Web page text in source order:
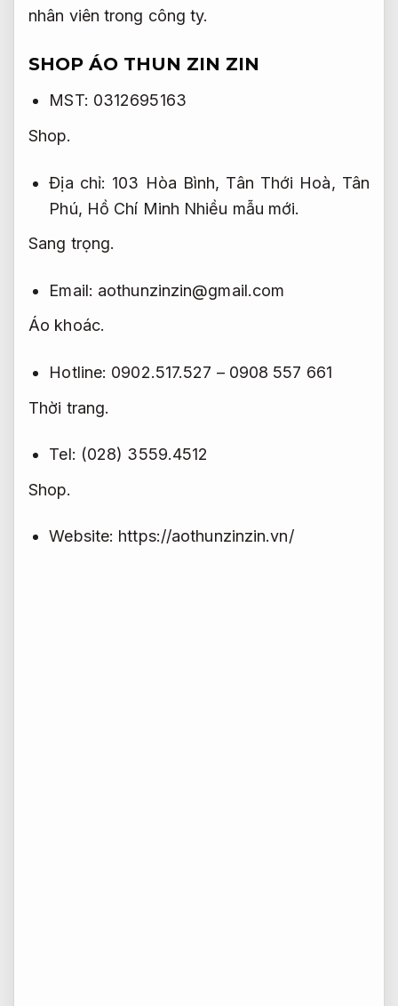
nhân viên trong công ty.
SHOP ÁO THUN ZIN ZIN
MST: 0312695163
Shop.
Địa chỉ: 103 Hòa Bình, Tân Thới Hoà, Tân
Phú, Hồ Chí Minh Nhiều mẫu mới.
Sang trọng.
Email: aothunzinzin@gmail.com
Áo khoác.
Hotline: 0902.517.527 – 0908 557 661
Thời trang.
Tel: (028) 3559.4512
Shop.
Website: https://aothunzinzin.vn/